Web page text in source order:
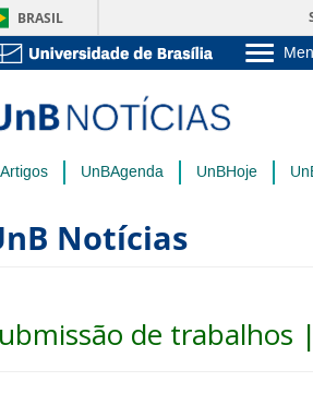
BRASIL
Pós-
Artigos UnBAgenda UnBHoje
Notícias
de trabalhos